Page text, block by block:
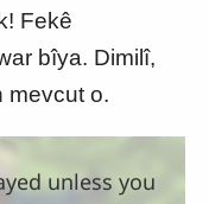
Fekê
bîya. Dimilî,
mevcut o.
unless you